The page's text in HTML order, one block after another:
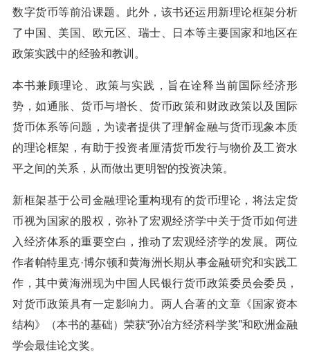
数字货币等前沿课题。此外，该书还运用新理论框架分析
了中国、美国、欧元区、瑞士、日本等主要国家和地区在
政策实践中的经验和教训。
本书兼顾理论、政策与实践，旨在诠释当前国际经济形
势，如通胀、货币与增长、货币政策和财政政策以及国际
货币体系等问题，为读者提供了理解金融与货币现象本质
的理论框架，有助于投资者厘清货币发行与物价及工资水
平之间的关系，从而做出更明智的投资决策。
新框架基于公司金融理论重构现有的货币理论，将法定货
币视为国家的股权，弥补了宏观经济学中关于货币如何进
入经济体系的重要空白，推动了宏观经济学的发展。两位
作者帕特里克·博尔顿和黄海洲长期从事金融研究和实践工
作，其中黄海洲现为中国人民银行货币政策委员会委员，
对货币政策具有一定影响力。两人合著的文章《国家资本
结构》（本书的基础）荣获“孙冶方经济科学奖”和欧洲金融
学会最佳论文奖。